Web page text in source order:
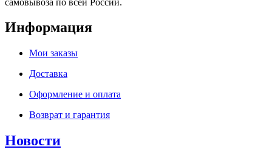
Информация
Мои заказы
Доставка
Оформление и оплата
Возврат и гарантия
Новости